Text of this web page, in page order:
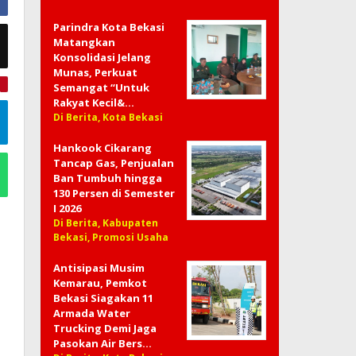
Parindra Kota Bekasi
Matangkan
Konsolidasi Jelang
Munas, Perkuat
Semangat “Untuk
Rakyat Kecil&…
Di Berita, Kota Bekasi
Hankook Cikarang
Tancap Gas, Penjualan
Ban Tumbuh hingga
130 Persen di Semester
I 2026
Di Berita, Kabupaten
Bekasi, Promosi Usaha
Antisipasi Musim
Kemarau, Pemkot
Bekasi Siagakan 11
Armada Water
Trucking Demi Jaga
Pasokan Air Bers…